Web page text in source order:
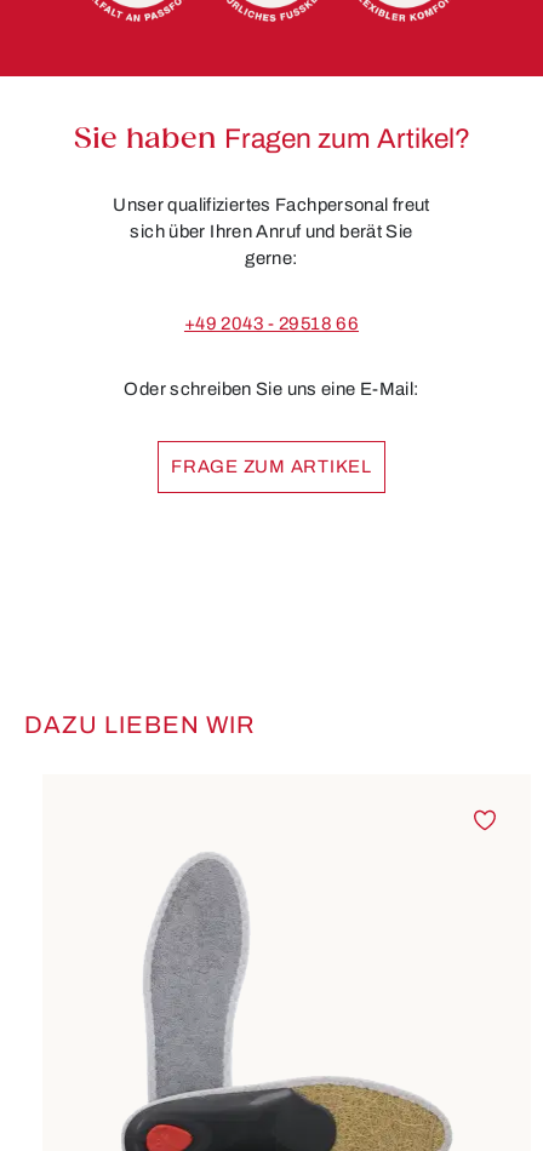
Sie haben Fragen zum Artikel?
Unser qualifiziertes Fachpersonal freut
sich über Ihren Anruf und berät Sie
gerne:
+49 2043 - 29518 66
Oder schreiben Sie uns eine E-Mail:
FRAGE ZUM ARTIKEL
Produktgalerie überspringen
DAZU LIEBEN WIR